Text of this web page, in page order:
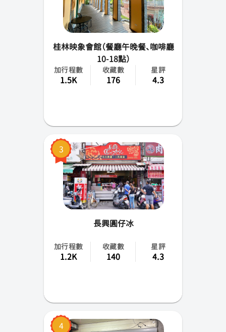
蘭嶼
小琉球
桂林映象會館（餐廳午晚餐、咖啡廳
10-18點）
加行程數
1.5K
收藏數
176
星評
4.3
3
長興圓仔冰
加行程數
1.2K
收藏數
140
星評
4.3
4